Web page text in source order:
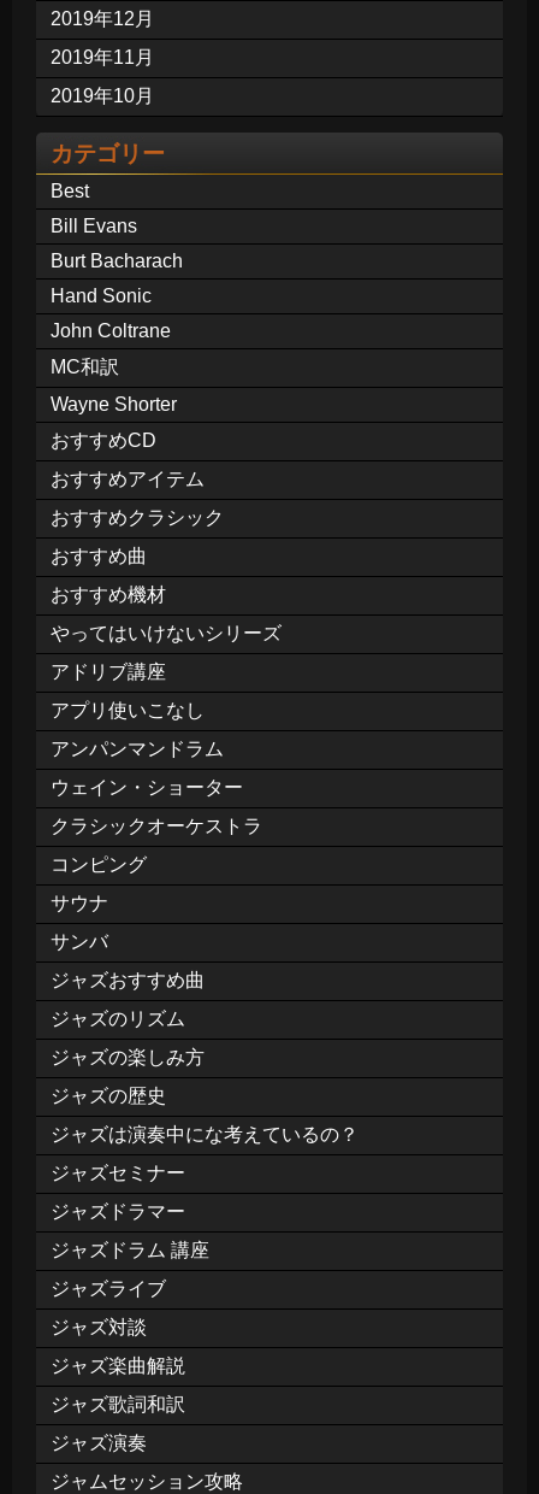
2019年12月
2019年11月
2019年10月
カテゴリー
Best
Bill Evans
Burt Bacharach
Hand Sonic
John Coltrane
MC和訳
Wayne Shorter
おすすめCD
おすすめアイテム
おすすめクラシック
おすすめ曲
おすすめ機材
やってはいけないシリーズ
アドリブ講座
アプリ使いこなし
アンパンマンドラム
ウェイン・ショーター
クラシックオーケストラ
コンピング
サウナ
サンバ
ジャズおすすめ曲
ジャズのリズム
ジャズの楽しみ方
ジャズの歴史
ジャズは演奏中にな考えているの？
ジャズセミナー
ジャズドラマー
ジャズドラム 講座
ジャズライブ
ジャズ対談
ジャズ楽曲解説
ジャズ歌詞和訳
ジャズ演奏
ジャムセッション攻略